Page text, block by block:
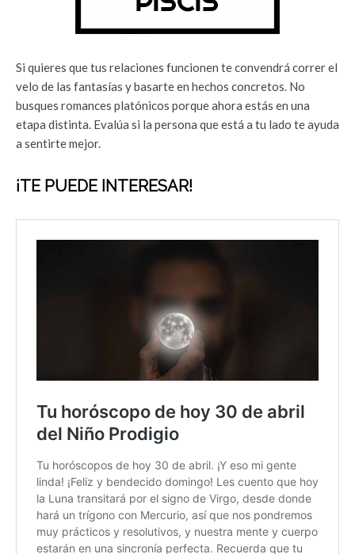
Si quieres que tus relaciones funcionen te convendrá correr el
velo de las fantasías y basarte en hechos concretos. No
busques romances platónicos porque ahora estás en una
etapa distinta. Evalúa si la persona que está a tu lado te ayuda
a sentirte mejor.
¡TE PUEDE INTERESAR!